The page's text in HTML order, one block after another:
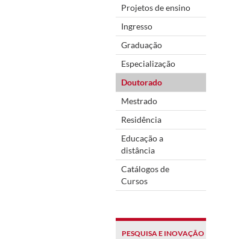
Projetos de ensino
Ingresso
Graduação
Especialização
Doutorado
Mestrado
Residência
Educação a
distância
Catálogos de
Cursos
PESQUISA E INOVAÇÃO